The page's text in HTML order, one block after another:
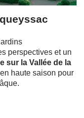
perspectives et un
sur la Vallée de la
haute saison pour